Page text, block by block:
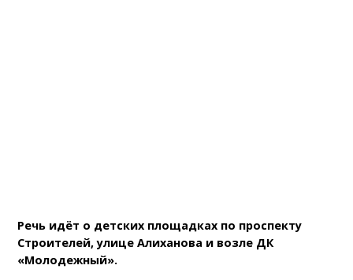
Речь идёт о детских площадках по проспекту
Строителей, улице Алиханова и возле ДК
«Молодежный».